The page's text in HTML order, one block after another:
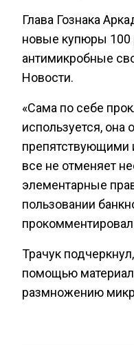
Глава Гознака
новые купюры 100
антимикробные
Новости.
«Сама по себе
используется, она
препятствующими
все не отменяет
элементарные
пользовании
прокомментировал
Трачук
помощью
размножению